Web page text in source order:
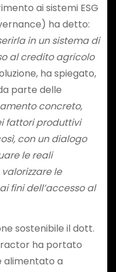
ai sistemi ESG
ha detto:
in un sistema di
al credito agricolo
ha spiegato,
parte delle
concreto,
fattori produttivi
con un dialogo
le reali
le
fini dell’accesso al
sostenibile il dott.
ha portato
alimentato a